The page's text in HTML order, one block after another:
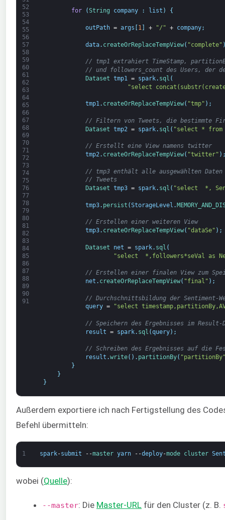
52
53
54
55
56
57
58
59
60
61
62
63
64
65
66
67
68
69
70
71
72
73
74
75
76
77
78
79
80
81
82
83
84
85
86
87
88
89
90
91
for (String company : list ) {
outPath = args 1] + "/" + company;
data. createOrReplaceTempView( "complete"
// tmp1 extrahiert TimeStamp,
// und followers_count des Users, der
Dataset tmp1 = spark. sql (
"select
tmp1. createOrReplaceTempView( "tmp" ) ;
// Filtern von Tweets, die bestimmte
Dataset tmp2 = spark. sql ( "select * from
// Erstellt eine View namens twitter
tmp2. createOrReplaceTempView( "twitter" )
// tmp3 enthält alle ausgewählten Daten
// Tweets
Dataset tmp3 = spark. sql ( "select  *,
tmp3. persist (StorageLevel .
// Erstellen einer weiteren View
tmp3. createOrReplaceTempView( "dataSe" ) ;
Dataset net = spark. sql (
"select  *,followers*seVal as
// Erstellen einer finalen View zum
net . createOrReplaceTempView( "final" ) ;
// Durchschnittsbildung der Sentiment-
query = "select
// Speichern des Ergebnisses im Result-
result = spark. sql (query) ;
// Schreiben des Ergebnisses auf die
result .write( ) . partitionBy(
}
}
}
Außerdem exportiere ich nach Fertigstellung des
Befehl übermitteln:
1 spark-submit --master yarn --deploy-mode cluster
wobei (Quelle):
--master: Die Master-URL für den Cluster (z. B.